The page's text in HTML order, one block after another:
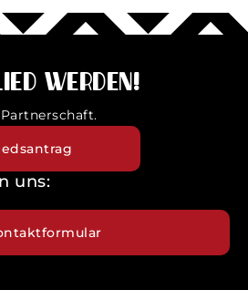
werden!
uns: